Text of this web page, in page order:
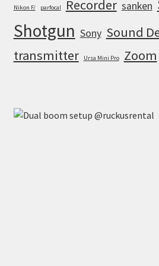
Nikon F/ parfocal Recorder sanken
Shotgun Sony Sound
transmitter Ursa Mini Pro Zoom